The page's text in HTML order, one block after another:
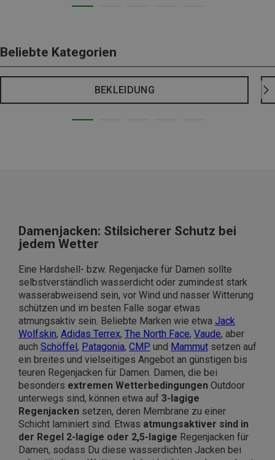
Beliebte Kategorien
BEKLEIDUNG
Damenjacken: Stilsicherer Schutz bei
jedem Wetter
Eine Hardshell- bzw. Regenjacke für Damen sollte
selbstverständlich wasserdicht oder zumindest stark
wasserabweisend sein, vor Wind und nasser Witterung
schützen und im besten Falle sogar etwas
atmungsaktiv sein. Beliebte Marken wie etwa Jack
Wolfskin, Adidas Terrex, The North Face, Vaude, aber
auch Schöffel, Patagonia, CMP und Mammut setzen auf
ein breites und vielseitiges Angebot an günstigen bis
teuren Regenjacken für Damen. Damen, die bei
besonders extremen Wetterbedingungen Outdoor
unterwegs sind, können etwa auf 3-lagige
Regenjacken setzen, deren Membrane zu einer
Schicht laminiert sind. Etwas atmungsaktiver sind in
der Regel 2-lagige oder 2,5-lagige Regenjacken für
Damen, sodass Du diese wasserdichten Jacken bei